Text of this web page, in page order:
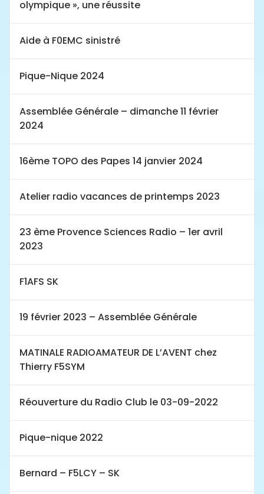
olympique », une réussite
Aide à F0EMC sinistré
Pique-Nique 2024
Assemblée Générale – dimanche 11 février
2024
16ème TOPO des Papes 14 janvier 2024
Atelier radio vacances de printemps 2023
23 ème Provence Sciences Radio – 1er avril
2023
F1AFS SK
19 février 2023 – Assemblée Générale
MATINALE RADIOAMATEUR DE L’AVENT chez
Thierry F5SYM
Réouverture du Radio Club le 03-09-2022
Pique-nique 2022
Bernard – F5LCY – SK